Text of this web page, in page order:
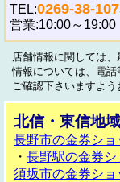
TEL:0269-38-
営業:10:00～19:00
店舗情報に関しては
情報については、電
ご確認下さいますよう
北信・東信地
長野市の金券ショ
・ 長野駅の金券シ
須坂市の金券ショ